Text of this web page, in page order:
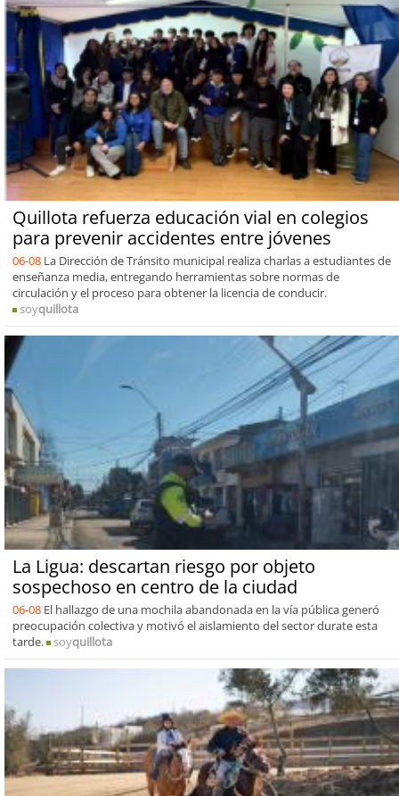
Quillota refuerza educación vial en colegios
para prevenir accidentes entre jóvenes
06-08 La Dirección de Tránsito municipal realiza charlas a estudiantes de
enseñanza media, entregando herramientas sobre normas de
circulación y el proceso para obtener la licencia de conducir.
soyquillota
La Ligua: descartan riesgo por objeto
sospechoso en centro de la ciudad
06-08 El hallazgo de una mochila abandonada en la vía pública generó
preocupación colectiva y motivó el aislamiento del sector durate esta
tarde.
soyquillota